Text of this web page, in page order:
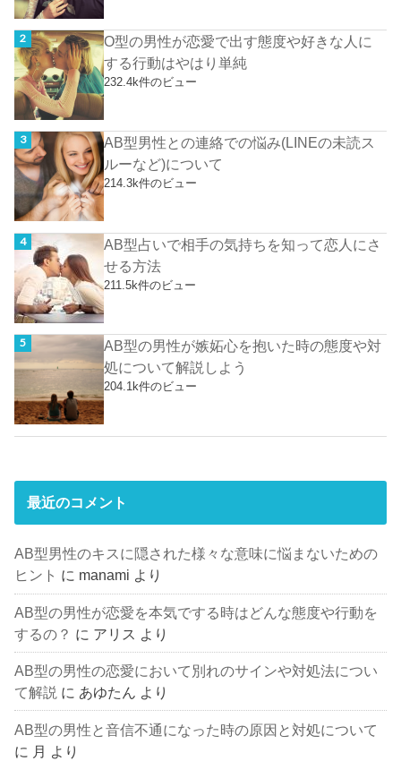
O型の男性が恋愛で出す態度や好きな人に
する行動はやはり単純
232.4k件のビュー
AB型男性との連絡での悩み(LINEの未読ス
ルーなど)について
214.3k件のビュー
AB型占いで相手の気持ちを知って恋人にさ
せる方法
211.5k件のビュー
AB型の男性が嫉妬心を抱いた時の態度や対
処について解説しよう
204.1k件のビュー
最近のコメント
AB型男性のキスに隠された様々な意味に悩まないための
ヒント に manami より
AB型の男性が恋愛を本気でする時はどんな態度や行動を
するの？ に アリス より
AB型の男性の恋愛において別れのサインや対処法につい
て解説 に あゆたん より
AB型の男性と音信不通になった時の原因と対処について
に 月 より